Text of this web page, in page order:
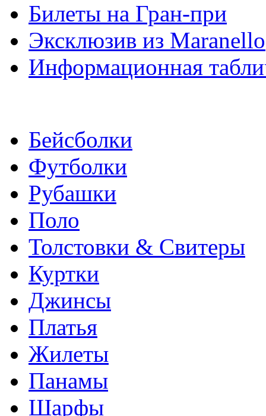
Билеты на Гран-при
Эксклюзив из Maranello
Информационная
Бейсболки
Футболки
Рубашки
Поло
Толстовки & Свитеры
Куртки
Джинсы
Платья
Жилеты
Панамы
Шарфы